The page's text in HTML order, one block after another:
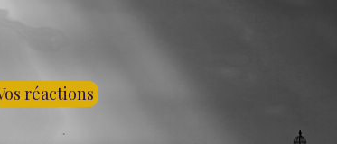
réactions